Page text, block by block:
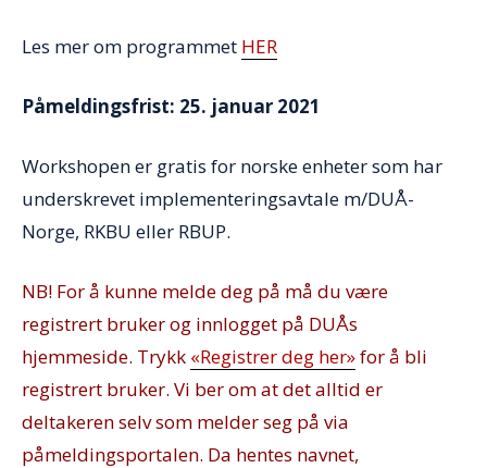
Les mer om programmet HER
Påmeldingsfrist: 25. januar 2021
Workshopen er gratis for norske enheter som har
underskrevet implementeringsavtale m/DUÅ-
Norge, RKBU eller RBUP.
NB! For å kunne melde deg på må du være
registrert bruker og innlogget på DUÅs
hjemmeside. Trykk «Registrer deg her»for å bli
registrert bruker. Vi ber om at det alltid er
deltakeren selv som melder seg på via
påmeldingsportalen. Da hentes navnet,